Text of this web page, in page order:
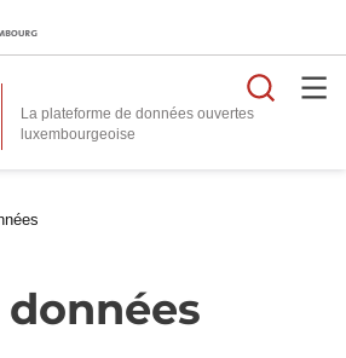
La plateforme de données ouvertes